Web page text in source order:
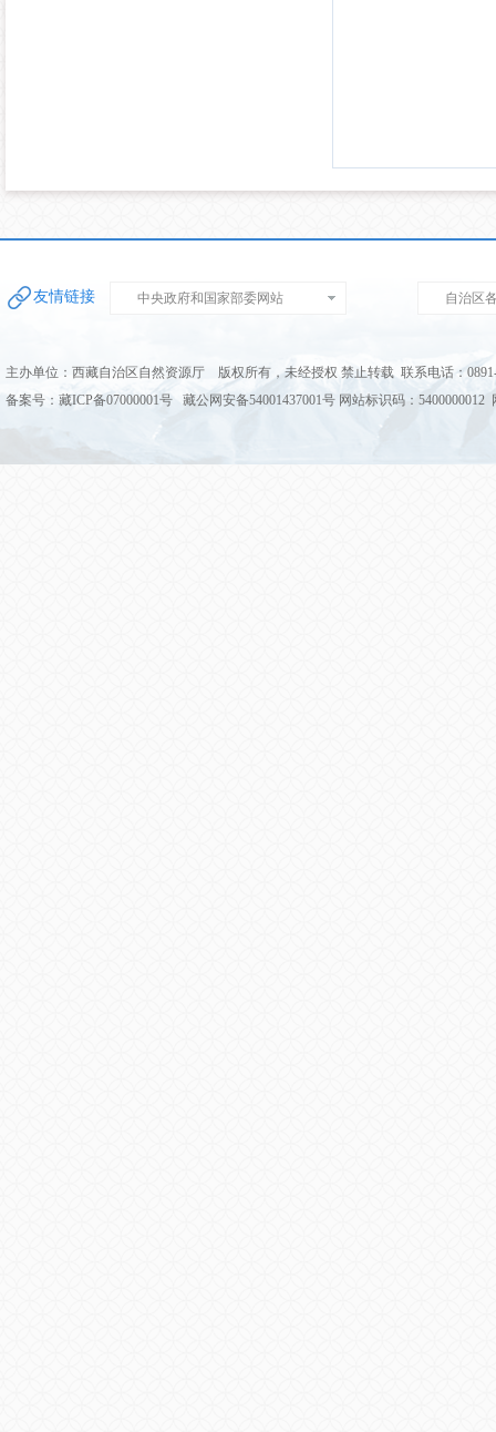
友情链接 中央政府和国家部委网站 自治区
主办单位：西藏自治区自然资源厅 版权所有，未经授权 禁止转载 联系电话：
备案号：藏ICP备07000001号 藏公网安备54001437001号 网站标识码：5400000012